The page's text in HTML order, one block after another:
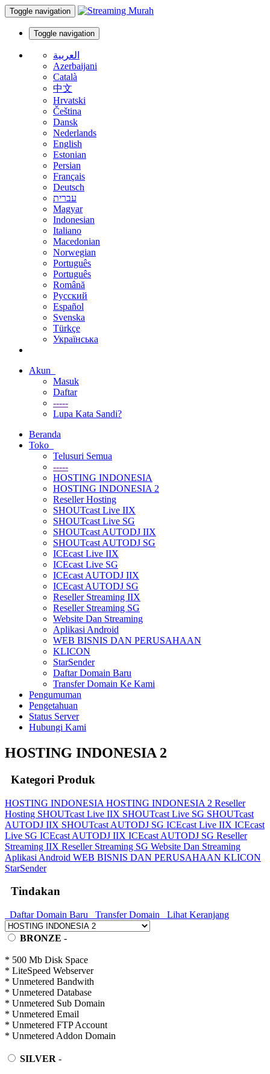
Toggle navigation
Toggle navigation
العربية
Azerbaijani
Català
中文
Hrvatski
Čeština
Dansk
Nederlands
English
Estonian
Persian
Français
Deutsch
עברית
Magyar
Indonesian
Italiano
Macedonian
Norwegian
Português
Português
Română
Русский
Español
Svenska
Türkçe
Українська
Akun
Masuk
Daftar
-----
Lupa Kata Sandi?
Beranda
Toko
Telusuri Semua
-----
HOSTING INDONESIA
HOSTING INDONESIA 2
Reseller Hosting
SHOUTcast Live IIX
SHOUTcast Live SG
SHOUTcast AUTODJ IIX
SHOUTcast AUTODJ SG
ICEcast Live IIX
ICEcast Live SG
ICEcast AUTODJ IIX
ICEcast AUTODJ SG
Reseller Streaming IIX
Reseller Streaming SG
Website Dan Streaming
Aplikasi Android
WEB BISNIS DAN PERUSAHAAN
KLICON
StarSender
Daftar Domain Baru
Transfer Domain Ke Kami
Pengumuman
Pengetahuan
Status Server
Hubungi Kami
HOSTING INDONESIA 2
Kategori Produk
HOSTING INDONESIA HOSTING INDONESIA 2 Reseller
Hosting SHOUTcast Live IIX SHOUTcast Live SG SHOUTcast
AUTODJ IIX SHOUTcast AUTODJ SG ICEcast Live IIX ICEcast
Live SG ICEcast AUTODJ IIX ICEcast AUTODJ SG Reseller
Streaming IIX Reseller Streaming SG Website Dan Streaming
Aplikasi Android WEB BISNIS DAN PERUSAHAAN KLICON
StarSender
Tindakan
Daftar Domain Baru Transfer Domain Lihat Keranjang
BRONZE -
* 500 Mb Disk Space
* LiteSpeed Webserver
* Unmetered Bandwith
* Unmetered Database
* Unmetered Sub Domain
* Unmetered Email
* Unmetered FTP Account
* Unmetered Addon Domain
SILVER -